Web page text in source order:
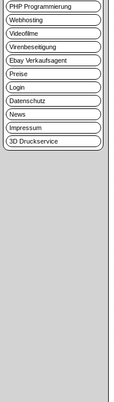
PHP Programmierung
Webhosting
Videofilme
Virenbeseitigung
Ebay Verkaufsagent
Preise
Login
Datenschutz
News
Impressum
3D Druckservice